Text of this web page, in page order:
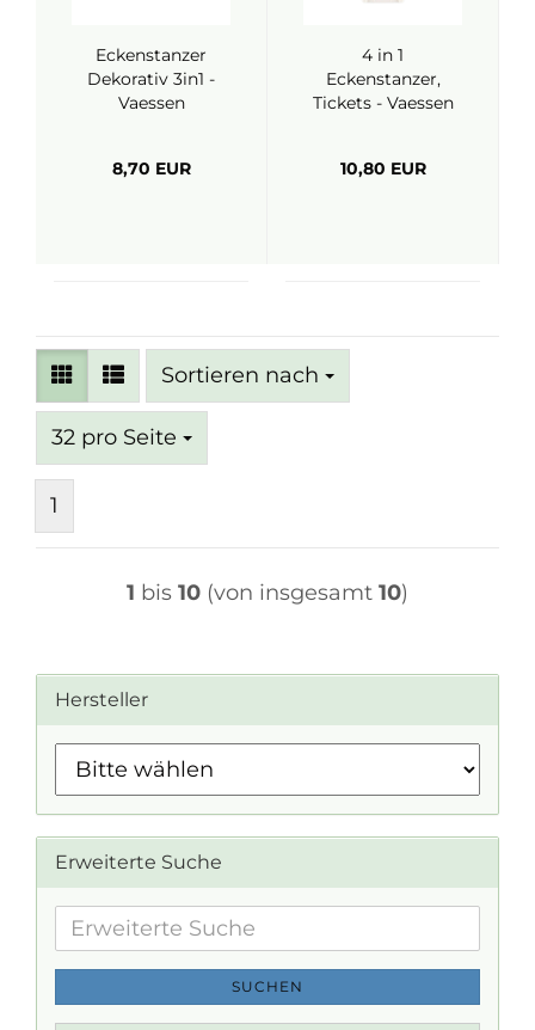
Eckenstanzer
Dekorativ 3in1 -
Vaessen
8,70 EUR
4 in 1
Eckenstanzer,
Tickets - Vaessen
10,80 EUR
Sortieren nach
Sortieren nach
32 pro Seite
pro Seite
1
1 bis 10 (von insgesamt 10)
Hersteller
Erweiterte Suche
Erweiterte
Suche
SUCHEN